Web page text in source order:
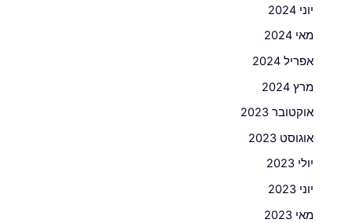
יוני 2024
מאי 2024
אפריל 2024
מרץ 2024
אוקטובר 2023
אוגוסט 2023
יולי 2023
יוני 2023
מאי 2023